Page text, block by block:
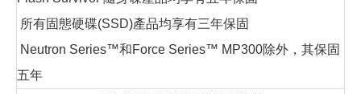
所有固態硬碟(SSD)產品均享有三年保固
Neutron Series™和Force Series™ MP300除外，其保固
五年